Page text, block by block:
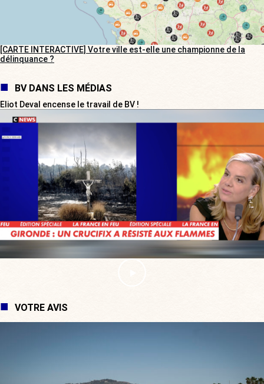
[CARTE INTERACTIVE] Votre ville est-elle une championne de la
délinquance ?
BV DANS LES MÉDIAS
Eliot Deval encense le travail de BV !
VOTRE AVIS